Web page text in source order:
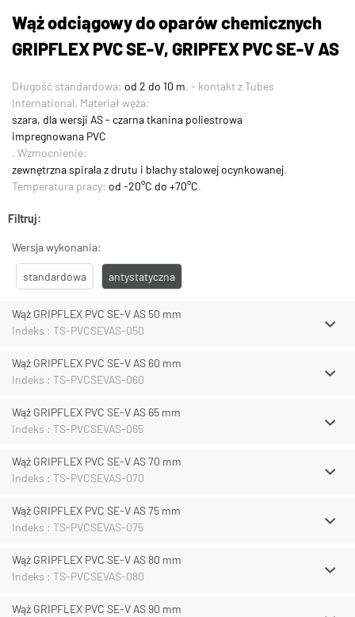
Wąż odciągowy do oparów chemicznych
GRIPFLEX PVC SE-V, GRIPFEX PVC SE-V AS
Długość standardowa: od 2 do 10 m. - kontakt z Tubes
International. Materiał węża:
szara, dla wersji AS - czarna tkanina poliestrowa
impregnowana PVC
. Wzmocnienie:
zewnętrzna spirala z drutu i blachy stalowej ocynkowanej.
Temperatura pracy: od -20°C do +70°C.
Filtruj:
Wersja wykonania:
standardowa antystatyczna
Wąż GRIPFLEX PVC SE-V AS 50 mm
Indeks : TS-PVCSEVAS-050
Wąż GRIPFLEX PVC SE-V AS 60 mm
Indeks : TS-PVCSEVAS-060
Wąż GRIPFLEX PVC SE-V AS 65 mm
Indeks : TS-PVCSEVAS-065
Wąż GRIPFLEX PVC SE-V AS 70 mm
Indeks : TS-PVCSEVAS-070
Wąż GRIPFLEX PVC SE-V AS 75 mm
Indeks : TS-PVCSEVAS-075
Wąż GRIPFLEX PVC SE-V AS 80 mm
Indeks : TS-PVCSEVAS-080
Wąż GRIPFLEX PVC SE-V AS 90 mm